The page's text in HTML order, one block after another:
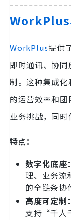
WorkPlus
WorkPlus提供
即时通讯、协
制。这种集成
的运营效率和
业务挑战，同时
特点：
数字化底座：
理、业务流
的全链条协
高度可定制：
支持“千人